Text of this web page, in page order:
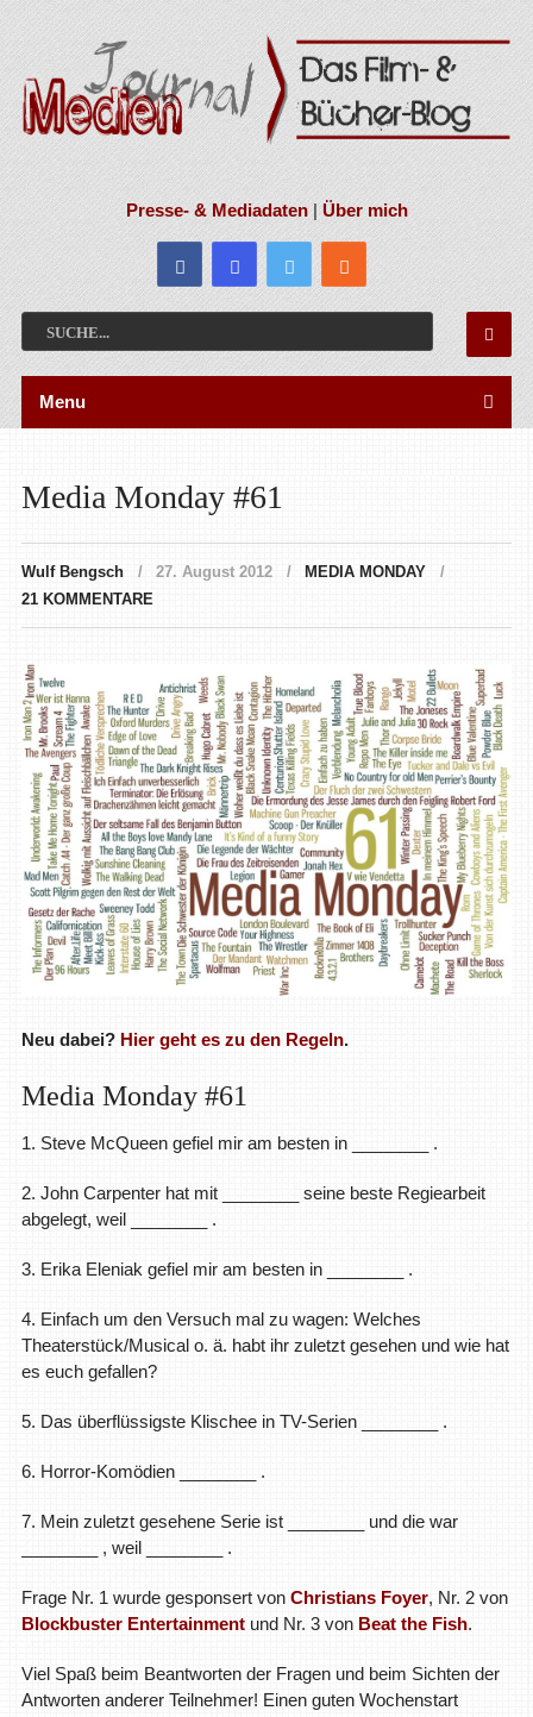
Presse- & Mediadaten|Über mich
Menu
Media Monday #61
Wulf Bengsch 27. August 2012
MEDIA MONDAY
21 KOMMENTARE
Neu dabei? Hier geht es zu den Regeln.
Media Monday #61
1. Steve McQueen gefiel mir am besten in ________ .
2. John Carpenter hat mit ________ seine beste Regiearbeit
abgelegt, weil ________ .
3. Erika Eleniak gefiel mir am besten in ________ .
4. Einfach um den Versuch mal zu wagen: Welches
Theaterstück/Musical o. ä. habt ihr zuletzt gesehen und wie hat
es euch gefallen?
5. Das überflüssigste Klischee in TV-Serien ________ .
6. Horror-Komödien ________ .
7. Mein zuletzt gesehene Serie ist ________ und die war
________ , weil ________ .
Frage Nr. 1 wurde gesponsert von Christians Foyer, Nr. 2 von
Blockbuster Entertainmentund Nr. 3 von Beat the Fish.
Viel Spaß beim Beantworten der Fragen und beim Sichten der
Antworten anderer Teilnehmer! Einen guten Wochenstart